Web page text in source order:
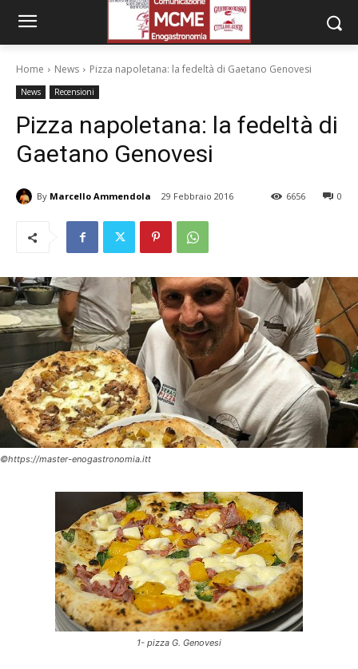
Home News Pizza napoletana: la fedeltà di Gaetano Genovesi
News Recensioni
Pizza napoletana: la fedeltà di
Gaetano Genovesi
By Marcello Ammendola 29 Febbraio 2016 0
6656
©https://master-enogastronomia.itt
1- pizza G. Genovesi